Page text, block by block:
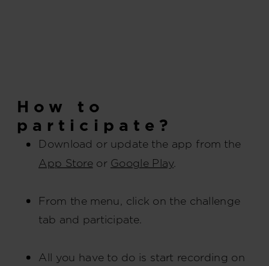
How to
participate?
Download or update the app from the
App Storeor Google Play.
From the menu, click on the challenge
tab and participate.
All you have to do is start recording on